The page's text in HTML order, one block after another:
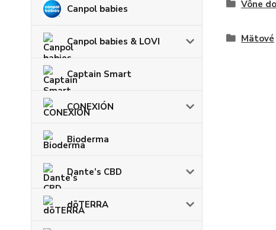
Canpol babies
Canpol babies & LOVI
Captain Smart
CONEXIÓN
Bioderma
Dante’s CBD
dōTERRA
Vône
Mätové